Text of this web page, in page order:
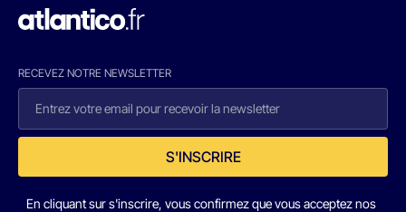
RECEVEZ NOTRE NEWSLETTER
S'INSCRIRE
En cliquant sur s'inscrire, vous confirmez que vous acceptez nos